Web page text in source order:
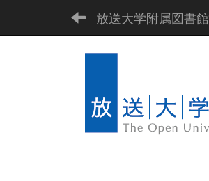
放送大学附属図書館